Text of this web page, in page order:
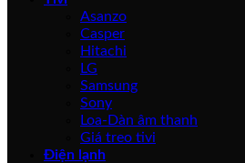
Asanzo
Casper
Hitachi
LG
Samsung
Sony
Loa-Dàn âm thanh
Giá treo tivi
Điện lạnh